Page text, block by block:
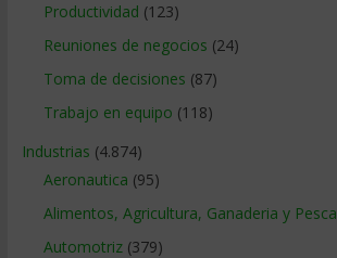
Productividad (123)
Reuniones de negocios (24)
Toma de decisiones (87)
Trabajo en equipo (118)
Industrias (4.874)
Aeronautica (95)
Alimentos, Agricultura, Ganaderia y Pesca
Automotriz(379)